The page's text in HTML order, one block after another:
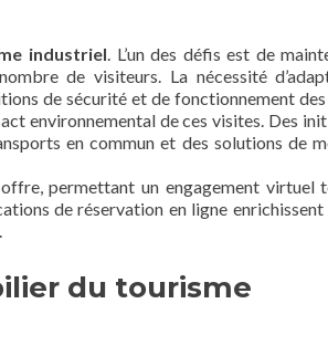
industriel. L’un des défis est de
de visiteurs. La nécessité
de sécurité et de fonctionnement des
environnemental de ces visites. Des
en commun et des solutions de
permettant un engagement virtuel
de réservation en ligne enrichissent
du tourisme